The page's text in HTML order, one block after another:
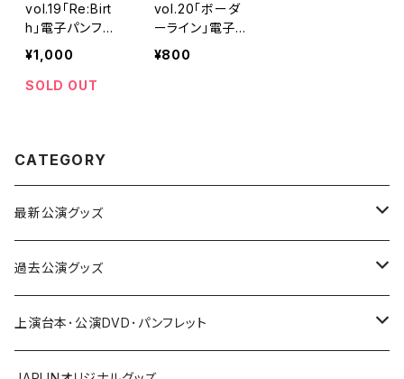
vol.19「Re:Birt
h」電子パンフレ
ット
¥1,000
SOLD OUT
vol.20「ボーダ
ーライン」電子パ
ンフレット
¥800
CATEGORY
最新公演グッズ
vol.21「朋友」
過去公演グッズ
vol.15「エイジ」
上演台本･公演DVD･パンフレット